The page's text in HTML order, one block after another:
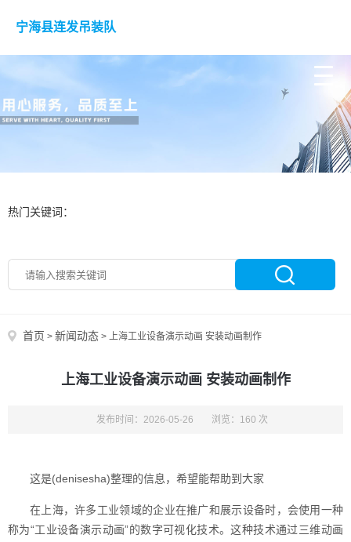
宁海县连发吊装队
热门关键词：
首页 > 新闻动态 > 上海工业设备演示动画 安装动画制作
上海工业设备演示动画 安装动画制作
发布时间：2026-05-26 浏览：160 次
这是(denisesha)整理的信息，希望能帮助到大家
在上海，许多工业领域的企业在推广和展示设备时，会使用一种
称为“工业设备演示动画”的数字可视化技术。这种技术通过三维动画